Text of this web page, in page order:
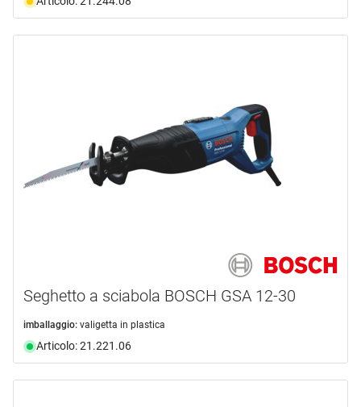
Seghetto a sciabola BOSCH GSA 12-30
imballaggio: valigetta in plastica
Articolo: 21.221.06